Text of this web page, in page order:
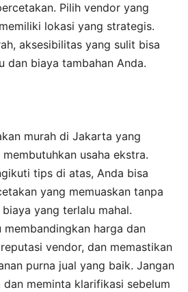
Pilih vendor yang
lokasi yang strategis.
aksesibilitas yang sulit bisa
dan biaya tambahan Anda.
murah di Jakarta yang
usaha ekstra.
tips di atas, Anda bisa
yang memuaskan tanpa
yang terlalu mahal.
membandingkan harga dan
vendor, dan memastikan
purna jual yang baik. Jangan
meminta klarifikasi sebelum